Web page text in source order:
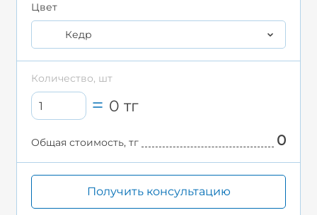
Цвет
Кедр
Количество, шт
0тг
Общая стоимость, тг 0
Получить консультацию